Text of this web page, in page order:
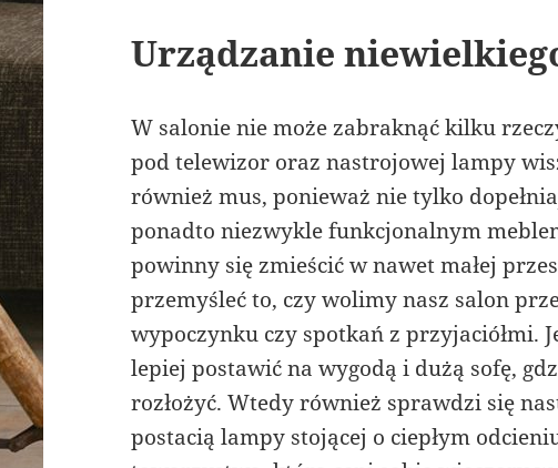
Urządzanie
W salonie nie może zabraknąć kilku
pod telewizor oraz nastrojowej lampy
również mus, ponieważ nie tylko
ponadto niezwykle funkcjonalnym
powinny się zmieścić w nawet małej
przemyśleć to, czy wolimy nasz salon
wypoczynku czy spotkań z przyjaciółmi.
lepiej postawić na wygodą i dużą sofę,
rozłożyć. Wtedy również sprawdzi się
postacią lampy stojącej o ciepłym